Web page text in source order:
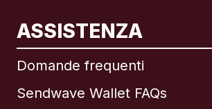
ASSISTENZA
Domande frequenti
Sendwave Wallet FAQs
Internazionale English